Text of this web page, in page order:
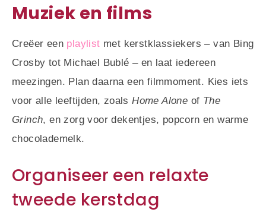
Muziek en films
Creëer een playlist met kerstklassiekers – van Bing
Crosby tot Michael Bublé – en laat iedereen
meezingen. Plan daarna een filmmoment. Kies iets
voor alle leeftijden, zoalsHome Alone of The
Grinch, en zorg voor dekentjes, popcorn en warme
chocolademelk.
Organiseer een relaxte
tweede kerstdag